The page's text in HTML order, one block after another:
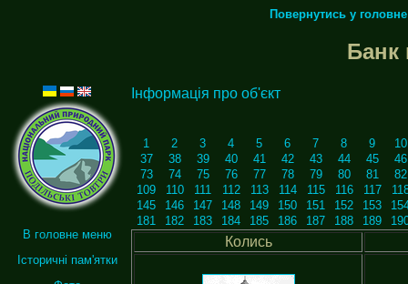
Повернутись у
Банк
В головне меню
Історичні пам'ятки
Інформація про об'єкт
1 2 3 4 5 6 7 8 9
10
37
38 39 40 41 42 43 44 45
46
73
74 75 76 77 78 79 80 81
82
109
110 111 112 113 114 115 116 117
145
146 147 148 149 150 151 152 153
181
182 183 184 185 186 187 188 189
Колись